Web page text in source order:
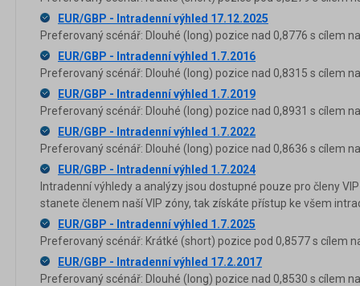
EUR/GBP - Intradenní výhled 17.12.2025
Preferovaný scénář: Dlouhé (long) pozice nad 0,8776 s cílem
EUR/GBP - Intradenní výhled 1.7.2016
Preferovaný scénář: Dlouhé (long) pozice nad 0,8315 s cílem
EUR/GBP - Intradenní výhled 1.7.2019
Preferovaný scénář: Dlouhé (long) pozice nad 0,8931 s cílem
EUR/GBP - Intradenní výhled 1.7.2022
Preferovaný scénář: Dlouhé (long) pozice nad 0,8636 s cílem
EUR/GBP - Intradenní výhled 1.7.2024
Intradenní výhledy a analýzy jsou dostupné pouze pro členy
stanete členem naší VIP zóny, tak získáte přístup ke všem
EUR/GBP - Intradenní výhled 1.7.2025
Preferovaný scénář: Krátké (short) pozice pod 0,8577 s cílem
EUR/GBP - Intradenní výhled 17.2.2017
Preferovaný scénář: Dlouhé (long) pozice nad 0,8530 s cílem